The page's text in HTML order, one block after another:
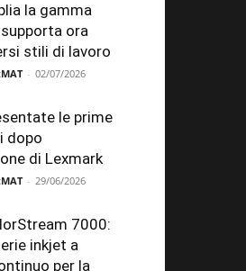
la gamma
ora
stili di lavoro
- 02/07/2026
le prime
dopo
di Lexmark
- 29/06/2026
7000:
inkjet a
per la